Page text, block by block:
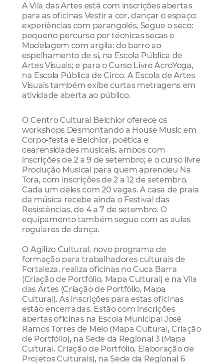
A Vila das Artes está com inscrições abertas
para as oficinas Vestir a cor, dançar o espaço:
experiências com parangolés, Segue o seco:
pequeno percurso por técnicas secas e
Modelagem com argila: do barro ao
espelhamento de si, na Escola Pública de
Artes Visuais; e para o Curso Livre AcroYoga,
na Escola Pública de Circo. A Escola de Artes
Visuais também exibe curtas metragens em
atividade aberta ao público.
O Centro Cultural Belchior oferece os
workshops Desmontando a House Music em
Corpo-festa e Belchior, poética e
cearensidades musicais, ambos com
inscrições de 2 a 9 de setembro; e o curso livre
Produção Musical para quem aprendeu Na
Tora, com inscrições de 2 a 12 de setembro.
Cada um deles com 20 vagas. A casa de praia
da música recebe ainda o Festival das
Resistências, de 4 a 7 de setembro. O
equipamento também segue com as aulas
regulares de dança.
O Agilizo Cultural, novo programa de
formação para trabalhadores culturais de
Fortaleza, realiza oficinas no Cuca Barra
(Criação de Portfólio, Mapa Cultural) e na Vila
das Artes (Criação de Portfólio, Mapa
Cultural). As inscrições para estas oficinas
estão encerradas. Estão com inscrições
abertas oficinas na Escola Municipal José
Ramos Torres de Melo (Mapa Cultural, Criação
de Portfólio), na Sede da Regional 3 (Mapa
Cultural, Criação de Portfólio, Elaboração de
Projetos Culturais), na Sede da Regional 6